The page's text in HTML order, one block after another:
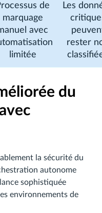
de
marquage
avec
limitée
Les
rester
du
la sécurité du
autonome
sophistiquée
environnements de